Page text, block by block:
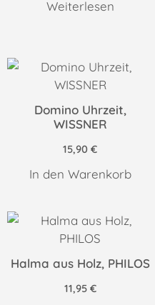
Weiterlesen
Domino Uhrzeit,
WISSNER
15,90 €
In den Warenkorb
Halma aus Holz, PHILOS
11,95 €